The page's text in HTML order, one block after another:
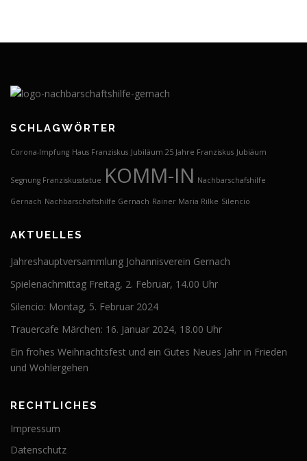
SCHLAGWÖRTER
Corona-Impfung Haus Franziskus Jubiläum 25 Jahre Franziskus Jubiäum
Segnung Franziskusstatue KOMM-IN Nachbarschafshilfe
Gernach Nachbarschaftshilfe Gernach Rainer Maria Rilke Silencio
AKTUELLES
Jahreshauptversammlung Johannisverein Gernach
Spielenachmittag Freitag, 2. Februar, 14.00 Uhr
Silencio: Montag, 5. Februar 2024
Trauercafe Märchen: 16. Januar 2024, 18.00 Uhr
Ein frohes Weihnachtsfest und ein Gutes Neues Jahr in Frieden
und Wohlergehen
RECHTLICHES
Impressum
Datenschutz